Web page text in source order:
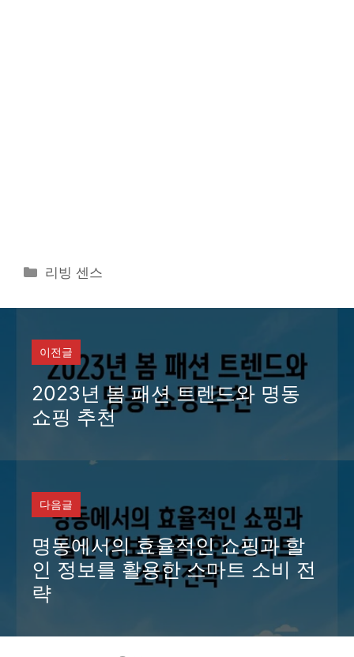
카
고
리빙 센스
이전글
2023년 봄 패션 트렌드와 명동
쇼핑 추천
다음글
명동에서의 효율적인 쇼핑과 할
인 정보를 활용한 스마트 소비 전
략